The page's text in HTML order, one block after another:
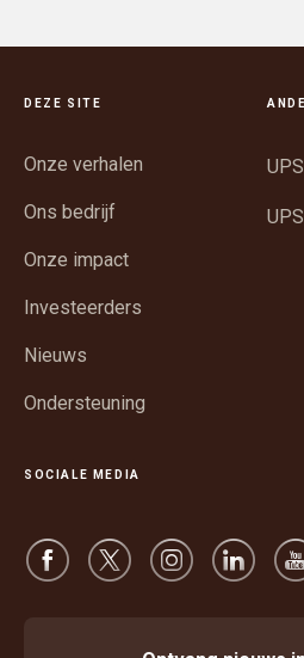
DEZE SITE
Onze verhalen
Ons bedrijf
Onze impact
Investeerders
Nieuws
Ondersteuning
SOCIALE MEDIA